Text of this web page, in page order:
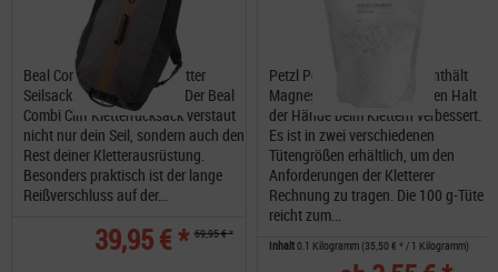
Beal Combi Cliff ein kompletter
Seilsack zum Sportklettern Der Beal
Combi Cliff Kletterrucksack verstaut
nicht nur dein Seil, sondern auch den
Rest deiner Kletterausrüstung.
Besonders praktisch ist der lange
Reißverschluss auf der...
39,95 € * 69,95 € *
Petzl Power Crunch Chalk enthält
Magnesiumcarbonat, das den Halt
der Hände beim Klettern verbessert.
Es ist in zwei verschiedenen
Tütengrößen erhältlich, um den
Anforderungen der Kletterer
Rechnung zu tragen. Die 100 g-Tüte
reicht zum...
Inhalt0.1 Kilogramm (35,50 € * / 1 Kilogramm)